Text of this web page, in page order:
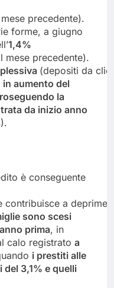
precedente).
forme, a giugno
1,4%
mese precedente).
(depositi da
in aumento del
la
da inizio anno
è conseguente
contribuisce a
sono scesi
prima, in
calo registrato a
i prestiti alle
3,1% e quelli